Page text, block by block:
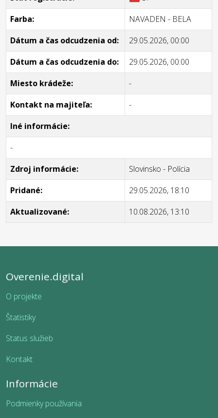
Farba:
NAVADEN - BELA
Dátum a čas odcudzenia od:
29.05.2026, 00:00
Dátum a čas odcudzenia do:
29.05.2026, 00:00
Miesto krádeže:
-
Kontakt na majiteľa:
-
Iné informácie:
-
Zdroj informácie:
Slovinsko - Polícia
Pridané:
29.05.2026, 18:10
Aktualizované:
10.08.2026, 13:10
Overenie.digital
O projekte
Štatistiky
Status služieb
Kontakt
Informácie
Podmienky používania